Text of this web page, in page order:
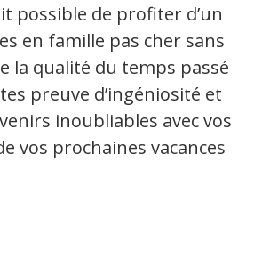
possible de profiter d’un
en famille pas cher sans
la qualité du temps passé
preuve d’ingéniosité et
inoubliables avec vos
vos prochaines vacances